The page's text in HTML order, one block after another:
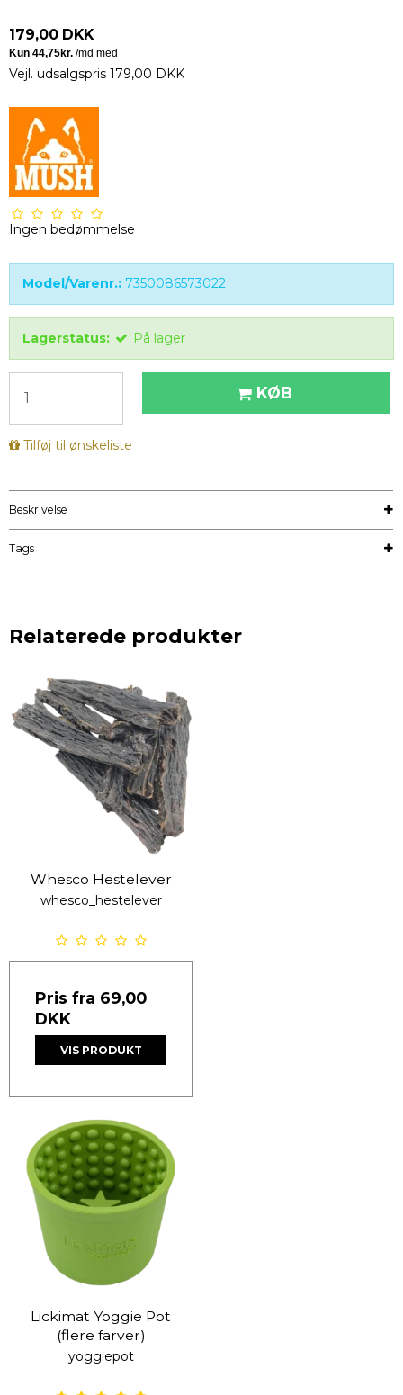
179,00 DKK
Vejl. udsalgspris 179,00 DKK
Ingen bedømmelse
Model/Varenr.: 7350086573022
Lagerstatus: På lager
KØB
Tilføj til ønskeliste
Beskrivelse
Tags
Relaterede produkter
Whesco Hestelever
whesco_hestelever
Pris fra 69,00
DKK
VIS PRODUKT
Lickimat Yoggie Pot
(flere farver)
yoggiepot